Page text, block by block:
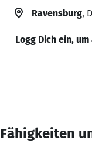
Ravensburg,
Logg Dich ein,
Fähigkeiten